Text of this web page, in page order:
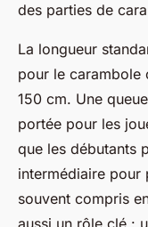
des parties de
La longueur
pour le carambole
150 cm. Une
portée pour les
que les débutants
intermédiaire pour
souvent compris